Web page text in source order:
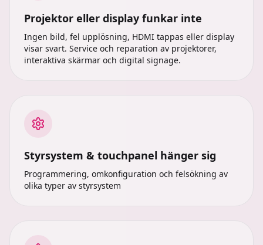
Projektor eller display funkar inte
Ingen bild, fel upplösning, HDMI tappas eller display
visar svart. Service och reparation av projektorer,
interaktiva skärmar och digital signage.
Styrsystem & touchpanel hänger sig
Programmering, omkonfiguration och felsökning av
olika typer av styrsystem